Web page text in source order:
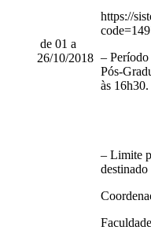
de 01 a
26/10/2018
https://
– Período
Pós-
às 16h30.
– Limite
destinado